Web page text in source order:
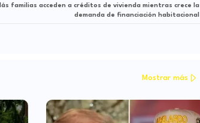
familias acceden a créditos de vivienda mientras crece la
demanda de financiación habitacional
Mostrar más